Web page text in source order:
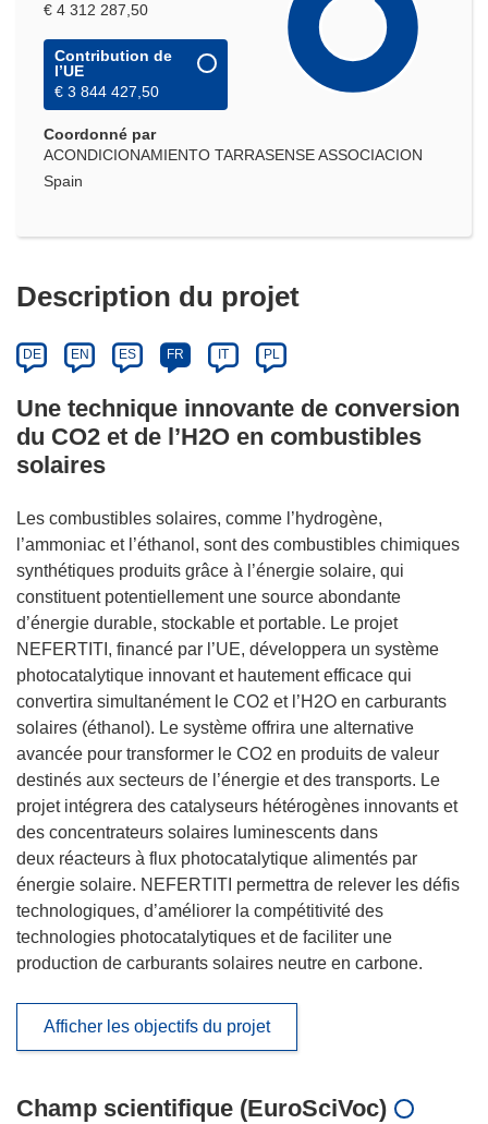
€ 4 312 287,50
Contribution de
l’UE
€ 3 844 427,50
Coordonné par
ACONDICIONAMIENTO TARRASENSE ASSOCIACION
Spain
Description du projet
DE EN ES FR IT PL
Une technique innovante de conversion
du CO2 et de l’H2O en combustibles
solaires
Les combustibles solaires, comme l’hydrogène,
l’ammoniac et l’éthanol, sont des combustibles chimiques
synthétiques produits grâce à l’énergie solaire, qui
constituent potentiellement une source abondante
d’énergie durable, stockable et portable. Le projet
NEFERTITI, financé par l’UE, développera un système
photocatalytique innovant et hautement efficace qui
convertira simultanément le CO2 et l’H2O en carburants
solaires (éthanol). Le système offrira une alternative
avancée pour transformer le CO2 en produits de valeur
destinés aux secteurs de l’énergie et des transports. Le
projet intégrera des catalyseurs hétérogènes innovants et
des concentrateurs solaires luminescents dans
deux réacteurs à flux photocatalytique alimentés par
énergie solaire. NEFERTITI permettra de relever les défis
technologiques, d’améliorer la compétitivité des
technologies photocatalytiques et de faciliter une
production de carburants solaires neutre en carbone.
Afficher les objectifs du projet
Champ scientifique (EuroSciVoc)